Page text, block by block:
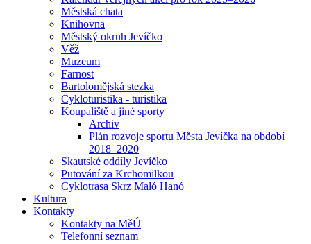
Městská chata
Knihovna
Městský okruh Jevíčko
Věž
Muzeum
Farnost
Bartolomějská stezka
Cykloturistika - turistika
Koupaliště a jiné sporty
Archiv
Plán rozvoje sportu Města Jevíčka na období
2018–2020
Skautské oddíly Jevíčko
Putování za Krchomilkou
Cyklotrasa Skrz Maló Hanó
Kultura
Kontakty
Kontakty na MěÚ
Telefonní seznam